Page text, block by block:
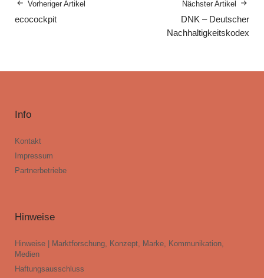
Vorheriger Artikel
ecocockpit
Nächster Artikel
DNK – Deutscher
Nachhaltigkeitskodex
Info
Kontakt
Impressum
Partnerbetriebe
Hinweise
Hinweise | Marktforschung, Konzept, Marke, Kommunikation,
Medien
Haftungsausschluss